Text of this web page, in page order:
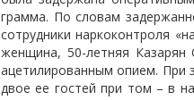
грамма. По словам
сотрудники наркоконтроля
женщина, 50-летняя
ацетилированным опием. При
двое ее гостей при том – в